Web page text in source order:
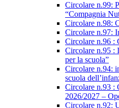
Circolare n.99:
“Compagnia
Circolare n.98:
Circolare n.97:
Circolare n.96 :
Circolare n.95 :
per la scuola”
Circolare n.94:
scuola
Circolare n.93 :
2026/2027 –
Circolare n.92: